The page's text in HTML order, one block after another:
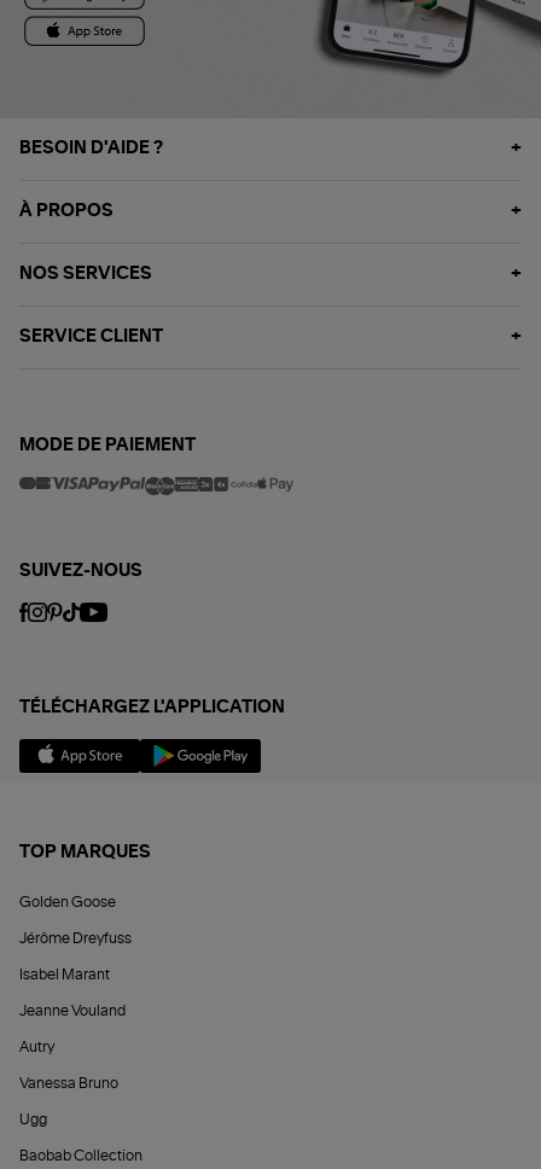
BESOIN D'AIDE ?
À PROPOS
NOS SERVICES
SERVICE CLIENT
MODE DE PAIEMENT
SUIVEZ-NOUS
TÉLÉCHARGEZ L'APPLICATION
TOP MARQUES
Golden Goose
Jérôme Dreyfuss
Isabel Marant
Jeanne Vouland
Autry
Vanessa Bruno
Ugg
Baobab Collection